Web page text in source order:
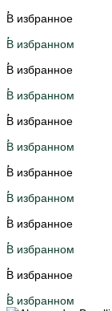
В избранное
В избранном
В избранное
В избранном
В избранное
В избранном
В избранное
В избранном
В избранное
В избранном
В избранное
В избранном